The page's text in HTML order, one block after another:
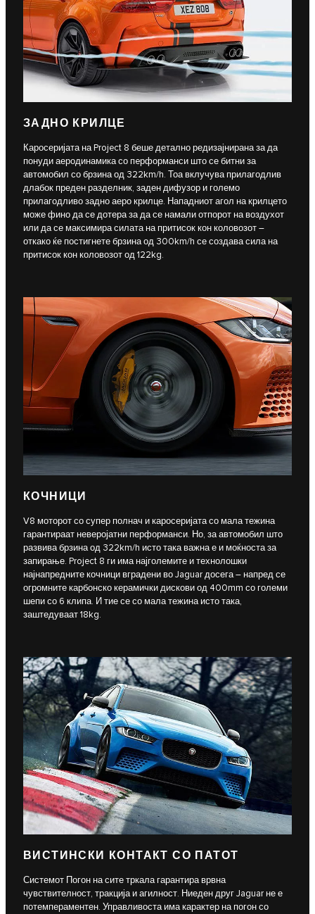
ЗАДНО КРИЛЦЕ
Каросеријата на Project 8 беше детално редизајнирана за да
понуди аеродинамика со пeрформанси што се битни за
автомобил со брзина од 322km/h. Тоа вклучува прилагодлив
длабок преден разделник, заден дифузор и големо
прилагодливо задно аеро крилце. Нападниот агол на крилцето
може фино да се дотера за да се намали отпорот на воздухот
или да се максимира силата на притисок кон коловозот –
откако ќе постигнете брзина од 300km/h се создава сила на
притисок кон коловозот од 122kg.
КОЧНИЦИ
V8 моторот со супер полнач и каросеријата со мала тежина
гарантираат неверојатни перформанси. Но, за автомобил што
развива брзина од 322km/h исто така важна е и моќноста за
запирање. Project 8 ги има најголемите и технолошки
најнапредните кочници вградени во Jaguar досега – напред се
огромните карбонско керамички дискови од 400mm со големи
шепи со 6 клипа. И тие се со мала тежина исто така,
заштедуваат 18kg.
ВИСТИНСКИ КОНТАКТ СО ПАТОТ
Системот Погон на сите тркала гарантира врвна
чувствителност, тракција и агилност. Ниеден друг Jaguar не е
потемпераментен. Управливоста има карактер на погон со